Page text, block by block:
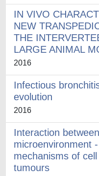
IN VIVO
NEW
THE
LARGE ANIMAL
2016
Infectious
evolution
2016
Interaction
microenvironment
mechanisms of
tumours